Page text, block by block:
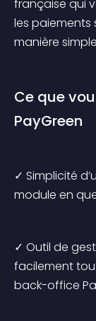
française qui
les paiements
manière
Ce que
PayGreen
✓ Simplicité
module en
✓ Outil de
facilement
back-office